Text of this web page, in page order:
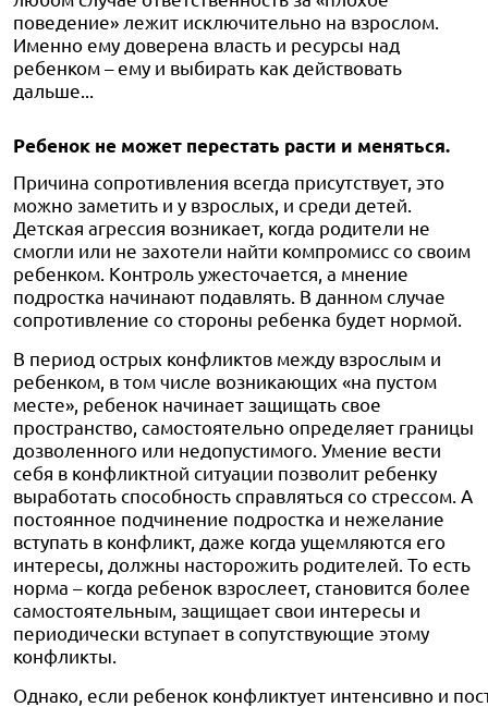
поведение» лежит исключительно на взрослом.
Именно ему доверена власть и ресурсы над
ребенком – ему и выбирать как действовать
дальше...
Ребенок не может перестать расти и меняться.
Причина сопротивления всегда присутствует, это
можно заметить и у взрослых, и среди детей.
Детская агрессия возникает, когда родители не
смогли или не захотели найти компромисс со своим
ребенком. Контроль ужесточается, а мнение
подростка начинают подавлять. В данном случае
сопротивление со стороны ребенка будет нормой.
В период острых конфликтов между взрослым и
ребенком, в том числе возникающих «на пустом
месте», ребенок начинает защищать свое
пространство, самостоятельно определяет границы
дозволенного или недопустимого. Умение вести
себя в конфликтной ситуации позволит ребенку
выработать способность справляться со стрессом. А
постоянное подчинение подростка и нежелание
вступать в конфликт, даже когда ущемляются его
интересы, должны насторожить родителей. То есть
норма – когда ребенок взрослеет, становится более
самостоятельным, защищает свои интересы и
периодически вступает в сопутствующие этому
конфликты.
Однако, если ребенок конфликтует интенсивно и